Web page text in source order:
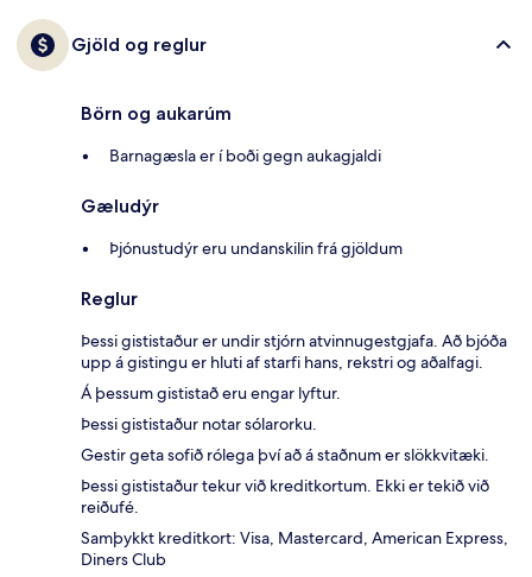
Gjöld og reglur
Börn og aukarúm
Barnagæsla er í boði gegn aukagjaldi
Gæludýr
Þjónustudýr eru undanskilin frá gjöldum
Reglur
Þessi gististaður er undir stjórn atvinnugestgjafa. Að bjóða
upp á gistingu er hluti af starfi hans, rekstri og aðalfagi.
Á þessum gististað eru engar lyftur.
Þessi gististaður notar sólarorku.
Gestir geta sofið rólega því að á staðnum er slökkvitæki.
Þessi gististaður tekur við kreditkortum. Ekki er tekið við
reiðufé.
Samþykkt kreditkort: Visa, Mastercard, American Express,
Diners Club